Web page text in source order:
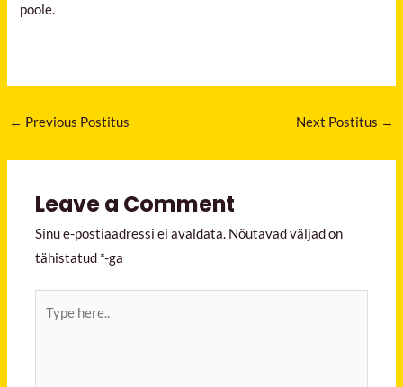
poole.
← Previous Postitus Next Postitus →
Leave a Comment
Sinu e-postiaadressi ei avaldata. Nõutavad väljad on
tähistatud *-ga
here..